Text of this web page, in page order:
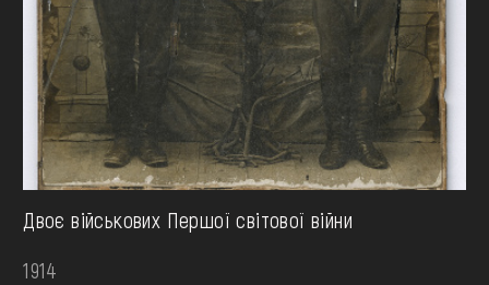
Двоє військових Першої світової війни
1914